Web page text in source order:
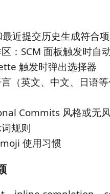
近提交历史生成符合
：SCM 面板触发时自
触发时弹出选择器
（英文、中文、日语
Commits 风格或无
规则
使用习惯